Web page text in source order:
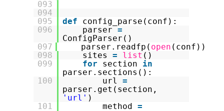
093
094
095
def
config_parse(conf):
096
parser =
ConfigParser()
097
parser.readfp( open (conf))
098
sites = list ()
099
for section in
parser.sections():
100
url =
parser.get(section,
'url' )
101
method =